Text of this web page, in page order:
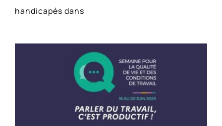
handicapés dans